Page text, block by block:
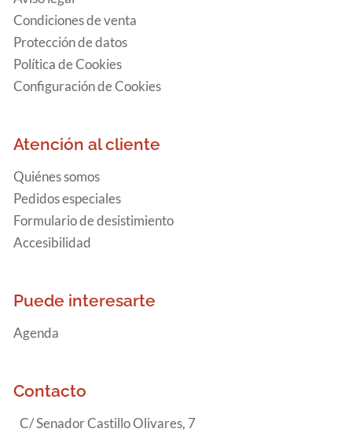
Condiciones de venta
Protección de datos
Política de Cookies
Configuración de Cookies
Atención al cliente
Quiénes somos
Pedidos especiales
Formulario de desistimiento
Accesibilidad
Puede interesarte
Agenda
Contacto
C/ Senador Castillo Olivares, 7